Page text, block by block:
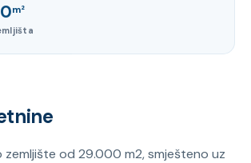
m²
zemljište od 29.000 m2, smješteno uz